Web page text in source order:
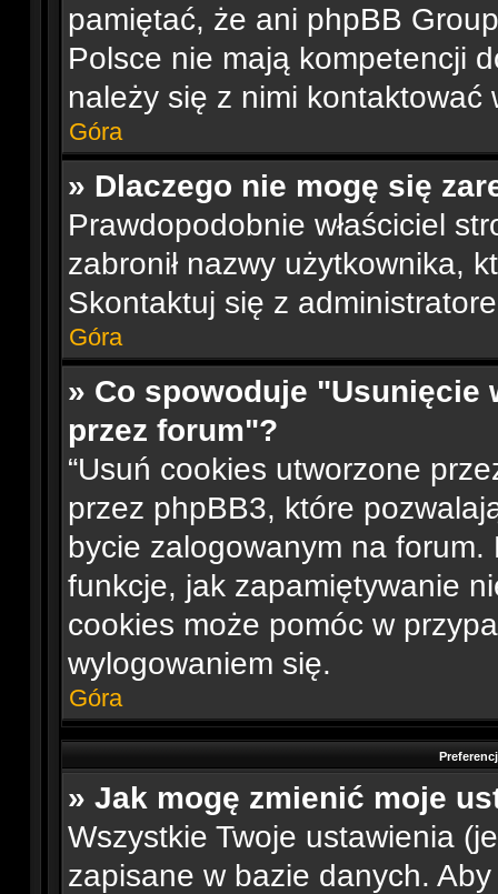
pamiętać, że ani phpBB
Polsce nie mają kompetencji
należy się z nimi kontaktować
Góra
» Dlaczego nie mogę się
Prawdopodobnie właściciel
zabronił nazwy użytkownika,
Skontaktuj się z
Góra
» Co spowoduje
przez forum"?
“Usuń cookies utworzone
przez phpBB3, które
bycie zalogowanym na forum.
funkcje, jak zapamiętywanie
cookies może pomóc w
wylogowaniem się.
Góra
» Jak mogę zmienić moje
Wszystkie Twoje ustawienia
zapisane w bazie danych.